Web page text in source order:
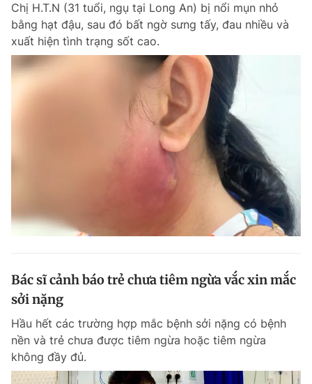
Giấy phép xuất bản số 110/GP - BTTTT cấp ngày 24.3.2020
© 2003-2026 Bản quyền thuộc về Báo Thanh Niên. Cấm sao chép
dưới mọi hình thức nếu không có sự chấp thuận bằng văn bản.
Phát triển bởi ePi Technologies, JSC.
Chị H.T.N (31 tuổi, ngụ tại Long An) bị nổi mụn nhỏ
bằng hạt đậu, sau đó bất ngờ sưng tấy, đau nhiều và
xuất hiện tình trạng sốt cao.
Bác sĩ cảnh báo trẻ chưa tiêm ngừa vắc xin mắc
sởi nặng
Hầu hết các trường hợp mắc bệnh sởi nặng có bệnh
nền và trẻ chưa được tiêm ngừa hoặc tiêm ngừa
không đầy đủ.